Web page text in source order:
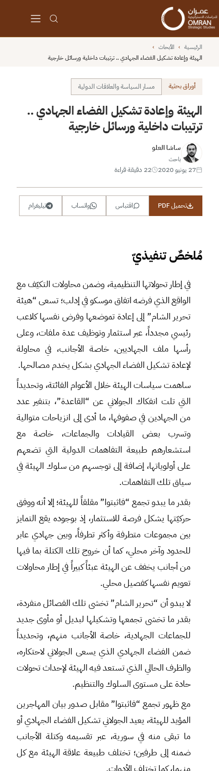
الرئيسية › الأبحاث ›
الهيئة وإعادة تشكيل الفضاء الجهادي .. ترتيبات داخلية ورسائل خارجية
أوراق بحثية مسار السياسة والعلاقات الدولية
الهيئة وإعادة تشكيل الفضاء الجهادي ..
ترتيبات داخلية ورسائل خارجية
ساشا العلو
باحث
27 يونيو 2020 22 دقيقة قراءة
تحميل PDF اقتباس واتساب تيليغرام
مُلخصٌ تنفيذيّ
في إطار تحولاتها التنظيمية، وضمن محاولات التكيّف مع
الواقع الذي فرضه اتفاق موسكو في إدلب؛ تسعى “هيئة
تحرير الشام” إلى إعادة تموضعها وفرض نفسها كلاعب
رئيسي مجدداً، عبر استثمار وتوظيف عدة ملفات، وعلى
رأسها ملف الجهاديين، خاصة الأجانب، في محاولة
لإعادة تشكيل الفضاء الجهادي بشكل يخدم مصالحها.
ساهمت سياسات الهيئة خلال الأعوام الفائتة، وتحديداً
التي تلت انفكاك الجولاني عن “القاعدة”، بتنفير عدد
من الجهادين في صفوفها، ما أدى إلى انزياحات متوالية
وتسرب بعض القيادات والجماعات، خاصة مع
استشعارهم طبيعة التفاهمات الدولية التي تضعهم
على أولوياتها، إضافة إلى توجسهم من سلوك الهيئة في
سياق تلك التفاهمات.
بقدر ما يبدو تجمع “فاثبتوا” مقلقاً للهيئة؛ إلا أنه ووفق
حركيّتها يشكل فرصة للاستثمار، إذ بوجوده يقع التمايز
بين مجموعات متطرفة وأكثر تطرفاً، وبين جهادي عابر
للحدود وآخر محلي، كما أن خروج تلك الكتلة بما فيها
من أجانب يخفف عن الهيئة عبئاً كبيراً في إطار محاولات
تعويم نفسها كفصيل محلي.
لا يبدو أن “تحرير الشام” تخشى تلك الفصائل منفردة،
بقدر ما تخشى تجمعها وتشكيلها لبديل أو مأوى جديد
للجماعات الجهادية، خاصة الأجانب منهم، وتحديداً
ضمن الفضاء الجهادي الذي يسعى الجولاني لاحتكاره،
والظرف الحالي الذي تستعد فيه الهيئة لإحداث تحولات
حادة على مستوى السلوك والتنظيم.
مع ظهور تجمع “فاثبتوا” مقابل صدور بيان المهاجرين
المؤيد للهيئة، يعيد الجولاني تشكيل الفضاء الجهادي أو
ما تبقى منه في سورية، عبر تقسيمه وكتلة الأجانب
ضمنه إلى طرفين؛ تختلف طبيعة علاقة الهيئة مع كل
منهما، كما تختلف الأدوات.